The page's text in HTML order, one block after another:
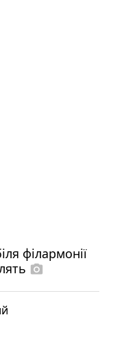
філармонії
photo_camera